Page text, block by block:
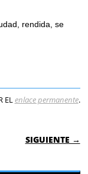
rendida, se
ELenlace permanente.
SIGUIENTE →